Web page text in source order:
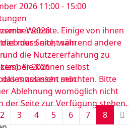
2026 11:00 - 15:00
2026
muss nicht sein
2026
muss nicht sein
2 3 4 5 6 7 8
Website. Einige von ihnen
der Seite, während andere
und die Nutzererfahrung zu
Sie können selbst
zulassen möchten. Bitte
Ablehnung womöglich nicht
der Seite zur Verfügung stehen.